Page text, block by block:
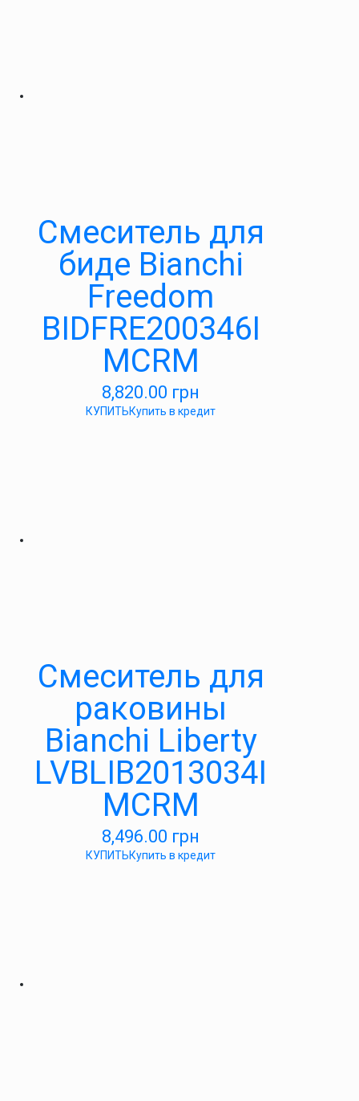
Смеситель для
биде Bianchi
Freedom
BIDFRE200346I
MCRM
8,820.00 грн
КУПИТЬКупить в кредит
Смеситель для
раковины
Bianchi Liberty
LVBLIB2013034I
MCRM
8,496.00 грн
КУПИТЬКупить в кредит